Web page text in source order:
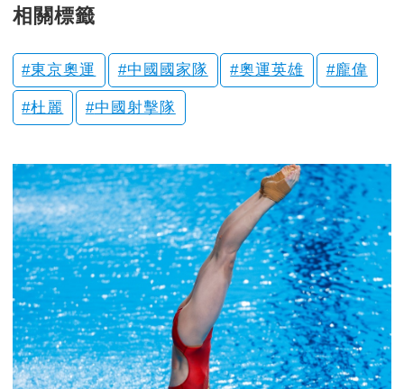
相關標籤
東京奧運 中國國家隊 奧運英雄 龐偉
杜麗 中國射擊隊